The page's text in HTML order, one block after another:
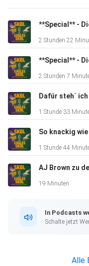
(25:56) - Punter
(42:23) - Longsnapper
(46:09) - Fazit und
Folgt Ole!
2 Stunden 22
2 Stunden 7
1 Stunde 33
1 Stunde 44
19 Minuten
In Podcasts
Schalte jetzt
Alle